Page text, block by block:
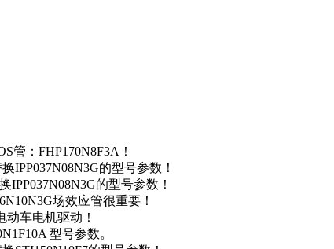
管：FHP170N8F3A！
IPP037N08N3G的型号参数！
IPP037N08N3G的型号参数！
场效应管很重要！
动车电机驱动！
型号参数。